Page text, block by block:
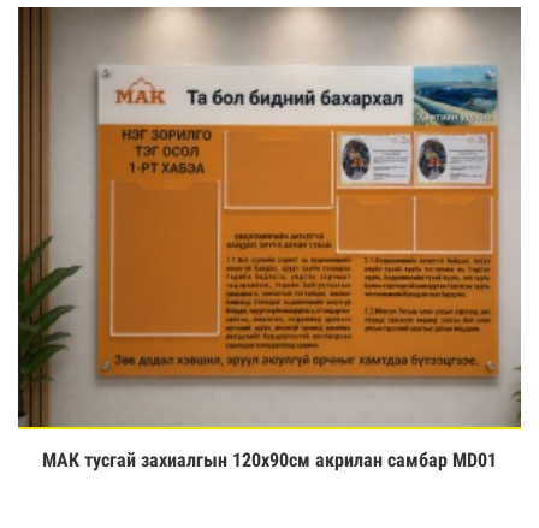
Үзэх
МАК тусгай захиалгын 120х90см акрилан самбар MD01